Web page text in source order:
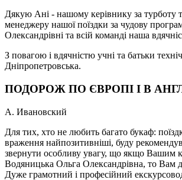
Дякую Ані - нашому керівнику за турботу
менеджеру нашої поїздки за чудову
Олександрівні та всій команді наша
З повагою і вдячністю учні та батьки
Дніпропетровська.
ПОДОРОЖ ПО ЄВРОПІ І В
А. Ивановский
Для тих, хто не любить багато букаф:
враження найпозитивніші, буду
звернути особливу увагу, що якщо Вашим
Водяницька Ольга Олександрівна, то Вам
Дуже грамотний і професійний